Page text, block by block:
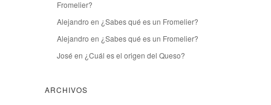
Fromelier?
Alejandro en ¿Sabes qué es un Fromelier?
Alejandro en ¿Sabes qué es un Fromelier?
José en ¿Cuál es el origen del Queso?
ARCHIVOS